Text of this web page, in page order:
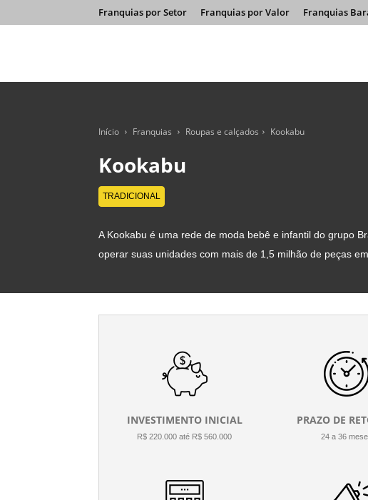
Franquias por Setor Franquias por Valor Franquias
Início Franquias Roupas e calçados Kookabu
Kookabu
TRADICIONAL
A Kookabu é uma rede de moda bebê e infantil do grupo
operar suas unidades com mais de 1,5 milhão de peças
INVESTIMENTO INICIAL
R$ 220.000 até R$ 560.000
PRAZO DE
24 a 36